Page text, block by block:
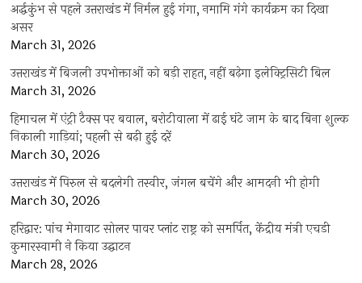
अर्द्धकुंभ से पहले उत्तराखंड में निर्मल हुई गंगा, नमामि गंगे कार्यक्रम का दिखा
असर
March 31, 2026
उत्तराखंड में बिजली उपभोक्ताओं को बड़ी राहत, नहीं बढ़ेगा इलेक्ट्रिसिटी बिल
March 31, 2026
हिमाचल में एंट्री टैक्स पर बवाल, बरोटीवाला में ढाई घंटे जाम के बाद बिना शुल्क
निकाली गाड़ियां; पहली से बढ़ी हुई दरें
March 30, 2026
उत्तराखंड में पिरुल से बदलेगी तस्वीर, जंगल बचेंगे और आमदनी भी होगी
March 30, 2026
हरिद्वार: पांच मेगावाट सोलर पावर प्लांट राष्ट्र को समर्पित, केंद्रीय मंत्री एचडी
कुमारस्वामी ने किया उद्घाटन
March 28, 2026